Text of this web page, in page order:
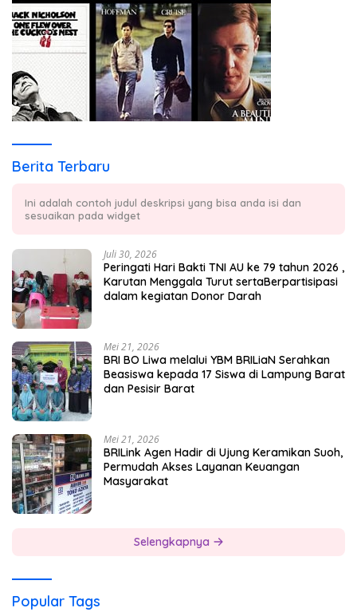
Berita Terbaru
Ini adalah contoh judul deskripsi yang bisa anda isi dan
sesuaikan pada widget
Juli 30, 2026
Peringati Hari Bakti TNI AU ke 79 tahun 2026 ,
Karutan Menggala Turut sertaBerpartisipasi
dalam kegiatan Donor Darah
Mei 21, 2026
BRI BO Liwa melalui YBM BRILiaN Serahkan
Beasiswa kepada 17 Siswa di Lampung Barat
dan Pesisir Barat
Mei 21, 2026
BRILink Agen Hadir di Ujung Keramikan Suoh,
Permudah Akses Layanan Keuangan
Masyarakat
Selengkapnya
Popular Tags